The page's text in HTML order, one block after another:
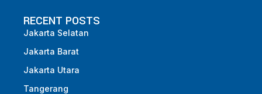
RECENT POSTS
Jakarta Selatan
Jakarta Barat
Jakarta Utara
Tangerang